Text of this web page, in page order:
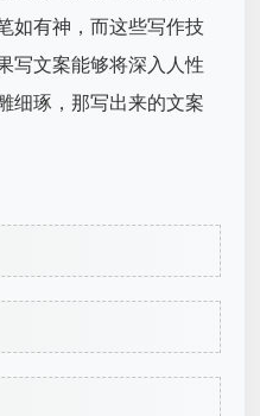
如有神，而这些写作技
写文案能够将深入人性
细琢，那写出来的文案